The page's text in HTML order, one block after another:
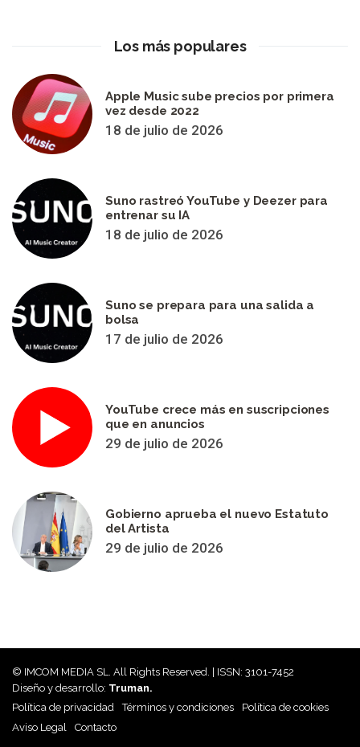
Los más populares
Apple Music sube precios por primera
vez desde 2022
18 de julio de 2026
Suno rastreó YouTube y Deezer para
entrenar su IA
18 de julio de 2026
Suno se prepara para una salida a
bolsa
17 de julio de 2026
YouTube crece más en suscripciones
que en anuncios
29 de julio de 2026
Gobierno aprueba el nuevo Estatuto
del Artista
29 de julio de 2026
© IMCOM MEDIA SL. All Rights Reserved. | ISSN: 3101-7452
Diseño y desarrollo: Truman.
Política de privacidad
Términos y condiciones
Política de cookies
Aviso Legal
Contacto